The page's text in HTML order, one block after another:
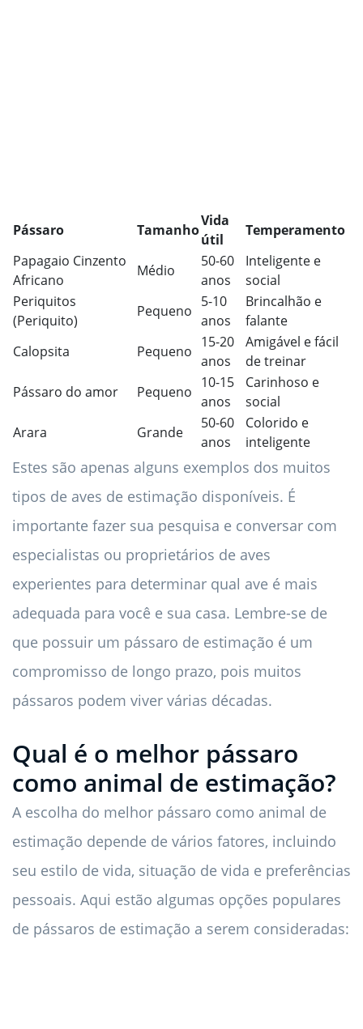
Pássaro Tamanho
Vida
útil
Temperamento
Papagaio Cinzento
Africano
Médio
50-60
anos
Inteligente e
social
Periquitos
(Periquito)
Pequeno
5-10
anos
Brincalhão e
falante
Calopsita
Pequeno
15-20
anos
Amigável e fácil
de treinar
Pássaro do amor
Pequeno
10-15
anos
Carinhoso e
social
Arara
Grande
50-60
anos
Colorido e
inteligente
Estes são apenas alguns exemplos dos muitos
tipos de aves de estimação disponíveis. É
importante fazer sua pesquisa e conversar com
especialistas ou proprietários de aves
experientes para determinar qual ave é mais
adequada para você e sua casa. Lembre-se de
que possuir um pássaro de estimação é um
compromisso de longo prazo, pois muitos
pássaros podem viver várias décadas.
Qual é o melhor pássaro
como animal de estimação?
A escolha do melhor pássaro como animal de
estimação depende de vários fatores, incluindo
seu estilo de vida, situação de vida e preferências
pessoais. Aqui estão algumas opções populares
de pássaros de estimação a serem consideradas: